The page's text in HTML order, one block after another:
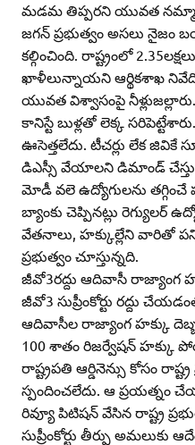
మడమ తిప్పరని యువత నమ్మా
జగన్‌ ప్రభుత్వం అసలు
కల్గించింది. రాష్ట్రంలో
ఖాళీలున్నాయని ఆర్థికశాఖ నివేదిక
యువత విశ్వాసంపై
కానిస్టే బుళ్లతో లెక్క
ఊసెత్తలేదు. టీచర్లు లేక జివికే
డిఎస్సీ వేయాలని డిమాండ్‌
మోడీ వలె ఉద్యోగులను తగ్గించే
బ్యాంకు చెప్పినట్లు రెగ్యులర్‌
వేతనాలు, హక్కుల్లేని వారితో
ప్రభుత్వం చూస్తున్నది.
జీవో3రద్దు ఆదివాసీ రాజ్యాంగ
జీవో3 సుప్రీంకోర్టు రద్దు
ఆదివాసీల రాజ్యాంగ హక్కు
100 శాతం రిజర్వేషన్‌ హక్కు
రాష్ట్రపతి ఆర్డినెన్సు కోసం
స్పందించలేదు. ఆ ప్రయత్నం
రివ్యూ పిటిషన్‌ వేసిన రాష్ట్ర
సుప్రీంకోర్టు తీర్పు అమలుకు